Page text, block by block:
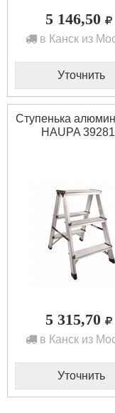
5 146,50
в Канск из
Уточнить
Ступенька
HAUPA
5 315,70
в Канск из
Уточнить